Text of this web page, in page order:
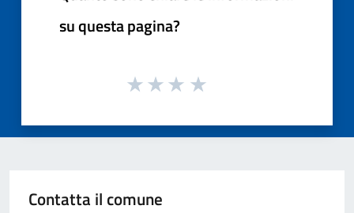
su questa pagina?
Contatta il comune